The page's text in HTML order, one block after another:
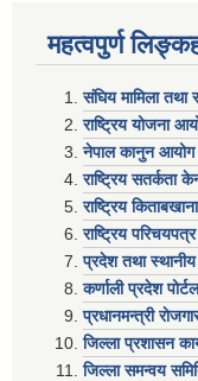
महत्वपुर्ण
संघिय मामिला तथा
राष्ट्रिय योजना
नेपाल कानुन आयोग
राष्ट्रिय सतर्कता
राष्ट्रिय
राष्ट्रिय
प्रदेश तथा
कर्णाली प्रदेश पोर्टल
प्रधानमन्त्री
जिल्ला प्रशासन
जिल्ला समन्वय